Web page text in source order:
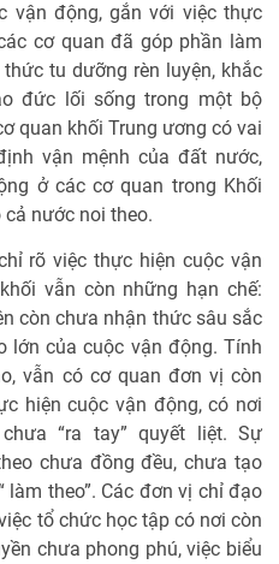
vận động, gắn với việc thực
cơ quan đã góp phần làm
tu dưỡng rèn luyện, khắc
đức lối sống trong một bộ
quan khối Trung ương có vai
vận mệnh của đất nước,
ở các cơ quan trong Khối
nước noi theo.
rõ việc thực hiện cuộc vận
vẫn còn những hạn chế:
còn chưa nhận thức sâu sắc
lớn của cuộc vận động. Tính
vẫn có cơ quan đơn vị còn
hiện cuộc vận động, có nơi
“ra tay” quyết liệt. Sự
chưa đồng đều, chưa tạo
theo”. Các đơn vị chỉ đạo
tổ chức học tập có nơi còn
chưa phong phú, việc biểu